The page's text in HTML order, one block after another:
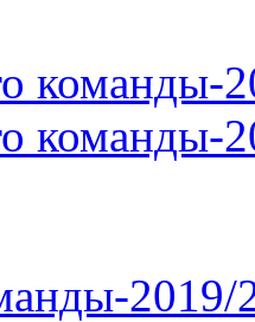
команды-
команды-
2019/